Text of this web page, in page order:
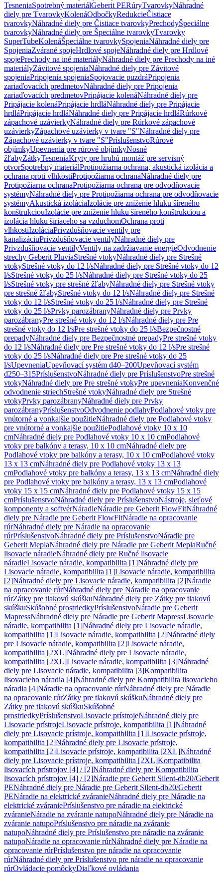
TesneniaSpotrebný materiálGeberit PERúryTvarovkyNáhradné
diely pre TvarovkyKolenáOdbočkyRedukcieČistiace
tvarovkyNáhradné diely pre Čistiace tvarovkyPrechodyŠpeciálne
tvarovkyNáhradné diely pre Špeciálne tvarovkyTvarovky
SuperTubeKolenáŠpeciálne tvarovkySpojeniaNáhradné diely pre
SpojeniaZvárané spojeHrdlové spojeNáhradné diely pre Hrdlové
spojePrechody na iné materiályNáhradné diely pre Prechody na iné
materiályZávitové spojeniaNáhradné diely pre Závitové
spojeniaPripojenia spojeniaSpojovacie puzdráPripojenia
zariaďovacích predmetovNáhradné diely pre Pripojenia
zariaďovacích predmetovPripájacie kolenáNáhradné diely pre
Pripájacie kolenáPripájacie hrdláNáhradné diely pre Pripájacie
hrdláPripájacie hrdláNáhradné diely pre Pripájacie hrdláRúrkové
zápachové uzávierkyNáhradné diely pre Rúrkové zápachové
uzávierkyZápachové uzávierky v tvare "S"Náhradné diely pre
Zápachové uzávierky v tvare "S"PríslušenstvoRúrové
objímkyUpevnenia pre rúrové objímkyNosné
žľabyZátkyTesneniaKryty pre hrubú montáž pre servisný
otvorSpotrebný materiálProtipožiarna ochrana, akustická izolácia a
ochrana proti vlhkostiProtipožiarna ochranaNáhradné diely pre
Protipožiarna ochranaProtipožiarna ochrana pre odvodňovacie
systémyNáhradné diely pre Protipožiarna ochrana pre odvodňovacie
systémyAkustická izoláciaIzolácie pre zníženie hluku šíreného
konštrukciouIzolácie pre zníženie hluku šíreného konštrukciou a
izolácia hluku šíriaceho sa vzduchomOchrana proti
vlhkostiIzoláciaPrivzdušňovacie ventily pre
kanalizáciuPrivzdušňovacie ventilyNáhradné diely pre
Privzdušňovacie ventilyVentily na zadržiavanie energieOdvodnenie
strechy Geberit PluviaStrešné vtokyNáhradné diely pre Strešné
vtokyStrešné vtoky do 12 l/sNáhradné diely pre Strešné vtoky do 12
l/sStrešné vtoky do 25 l/sNáhradné diely pre Strešné vtoky do 25
l/sStrešné vtoky pre strešné žľabyNáhradné diely pre Strešné vtoky
pre strešné žľabyStrešné vtoky do 12 l/sNáhradné diely pre Strešné
vtoky do 12 l/sStrešné vtoky do 25 l/sNáhradné diely pre Strešné
vtoky do 25 l/sPrvky parozábranyNáhradné diely pre Prvky
parozábranyPre strešné vtoky do 12 l/sNáhradné diely pre Pre
strešné vtoky do 12 l/sPre strešné vtoky do 25 l/sBezpečnostné
prepadyNáhradné diely pre Bezpečnostné prepadyPre strešné vtoky
do 12 l/sNáhradné diely pre Pre strešné vtoky do 12 l/sPre strešné
vtoky do 25 l/sNáhradné diely pre Pre strešné vtoky do 25
l/sUpevneniaUpevňovací systém d40–200Upevňovací systém
d250–315PríslušenstvoNáhradné diely pre PríslušenstvoPre strešné
vtokyNáhradné diely pre Pre strešné vtokyPre upevneniaKonvenčné
odvodnenie striechStrešné vtokyNáhradné diely pre Strešné
vtokyPrvky parozábranyNáhradné diely pre Prvky
parozábranyPríslušenstvoOdvodnenie podlahyPodlahové vtoky pre
vnútorné a vonkajšie použitieNáhradné diely pre Podlahové vtoky
pre vnútorné a vonkajšie použitiePodlahové vtoky 10 x 10
cmNáhradné diely pre Podlahové vtoky 10 x 10 cmPodlahové
vtoky pre balkóny a terasy, 10 x 10 cmNáhradné diely pre
Podlahové vtoky pre balkóny a terasy, 10 x 10 cmPodlahové vtoky
13 x 13 cmNáhradné diely pre Podlahové vtoky 13 x 13
cmPodlahové vtoky pre balkóny a terasy, 13 x 13 cmNáhradné diely
pre Podlahové vtoky pre balkóny a terasy, 13 x 13 cmPodlahové
vtoky 15 x 15 cmNáhradné diely pre Podlahové vtoky 15 x 15
cmPríslušenstvoNáhradné diely pre PríslušenstvoNástroje, sieťové
komponenty a softvérNáradieNáradie pre Geberit FlowFitNáhradné
diely pre Náradie pre Geberit FlowFitNáradie na opracovanie
rúrNáhradné diely pre Náradie na opracovanie
rúrPríslušenstvoNáhradné diely pre PríslušenstvoNáradie pre
Geberit MeplaNáhradné diely pre Náradie pre Geberit MeplaRučné
lisovacie náradieNáhradné diely pre Ručné lisovacie
náradieLisovacie náradie, kompatibilita [1]Náhradné diely pre
Lisovacie náradie, kompatibilita [1]Lisovacie náradie, kompatibilita
[2]Náhradné diely pre Lisovacie náradie, kompatibilita [2]Náradie
na opracovanie rúrNáhradné diely pre Náradie na opracovanie
rúrZátky pre tlakovú skúškuNáhradné diely pre Zátky pre tlakovú
skúškuSkúšobné prostriedkyPríslušenstvoNáradie pre Geberit
MapressNáhradné diely pre Náradie pre Geberit MapressLisovacie
náradie, kompatibilita [1]Náhradné diely pre Lisovacie náradie,
kompatibilita [1]Lisovacie náradie, kompatibilita [2]Náhradné diely
pre Lisovacie náradie, kompatibilita [2]Lisovacie náradie,
kompatibilita [2XL]Náhradné diely pre Lisovacie náradie,
kompatibilita [2XL]Lisovacie náradie, kompatibilita [3]Náhradné
diely pre Lisovacie náradie, kompatibilita [3]Kompatibilita
lisovacieho náradia [4]Náhradné diely pre Kompatibilita lisovacieho
náradia [4]Náradie na opracovanie rúrNáhradné diely pre Náradie
na opracovanie rúrZátky pre tlakovú skúškuNáhradné diely pre
Zátky pre tlakovú skúškuSkúšobné
prostriedkyPríslušenstvoLisovacie prístrojeNáhradné diely pre
Lisovacie prístrojeLisovacie prístroje, kompatibilita [1]Náhradné
diely pre Lisovacie prístroje, kompatibilita [1]Lisovacie prístroje,
kompatibilita [2]Náhradné diely pre Lisovacie prístroje,
kompatibilita [2]Lisovacie prístroje, kompatibilita [2XL]Náhradné
diely pre Lisovacie prístroje, kompatibilita [2XL]Kompatibilita
lisovacích prístrojov [4] / [2]Náhradné diely pre Kompatibilita
lisovacích prístrojov [4] / [2]Náradie pre Geberit Silent-db20/Geberit
PENáhradné diely pre Náradie pre Geberit Silent-db20/Geberit
PENáradie na elektrické zváranieNáhradné diely pre Náradie na
elektrické zváraniePríslušenstvo pre náradie na elektrické
zváranieNáradie na zváranie natupoNáhradné diely pre Náradie na
zváranie natupoPríslušenstvo pre náradie na zváranie
natupoNáhradné diely pre Príslušenstvo pre náradie na zváranie
natupoNáradie na opracovanie rúrNáhradné diely pre Náradie na
opracovanie rúrPríslušenstvo pre náradie na opracovanie
rúrNáhradné diely pre Príslušenstvo pre náradie na opracovanie
rúrOvládacie pomôckyDiaľkové ovládania